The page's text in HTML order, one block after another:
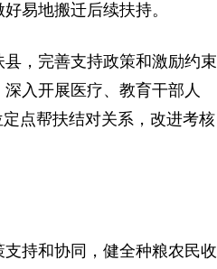
易地搬迁后续扶持。
，完善支持政策和激励约束
入开展医疗、教育干部人
点帮扶结对关系，改进考核
持和协同，健全种粮农民收